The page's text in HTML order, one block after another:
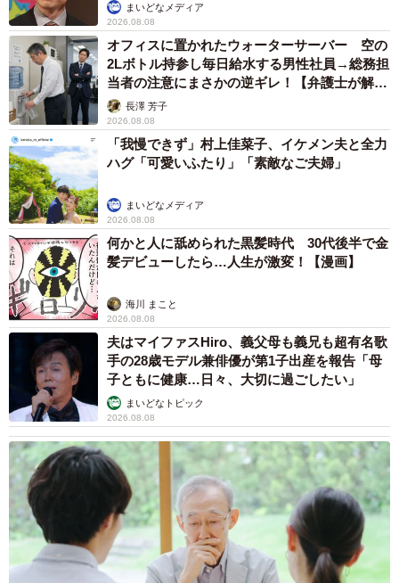
と思ってます」と飼い主さんは微笑みます。
パパとママの愛情を一身に受けて、お出かけを楽しみ、
日々を元気に過ごす神楽ちゃん。これからも、たくさん思
い出に残る一枚をつくっていくことでしょう。
神楽ちゃんとママ、ベンチで寄り添う姿が素敵です（画像提供：コーギ
ーの神楽さん）
まいどなメディア
2026.08.08
オフィスに置かれたウォーターサーバー 空の
2Lボトル持参し毎日給水する男性社員→総務担
当者の注意にまさかの逆ギレ！【弁護士が解
説】長澤 芳子
2026.08.08
「我慢できず」村上佳菜子、イケメン夫と全力
ハグ「可愛いふたり」「素敵なご夫婦」
まいどなメディア
2026.08.08
何かと人に舐められた黒髪時代 30代後半で金
髪デビューしたら…人生が激変！【漫画】
海川 まこと
2026.08.08
夫はマイファスHiro、義父母も義兄も超有名歌
手の28歳モデル兼俳優が第1子出産を報告「母
子ともに健康…日々、大切に過ごしたい」
まいどなトピック
2026.08.08